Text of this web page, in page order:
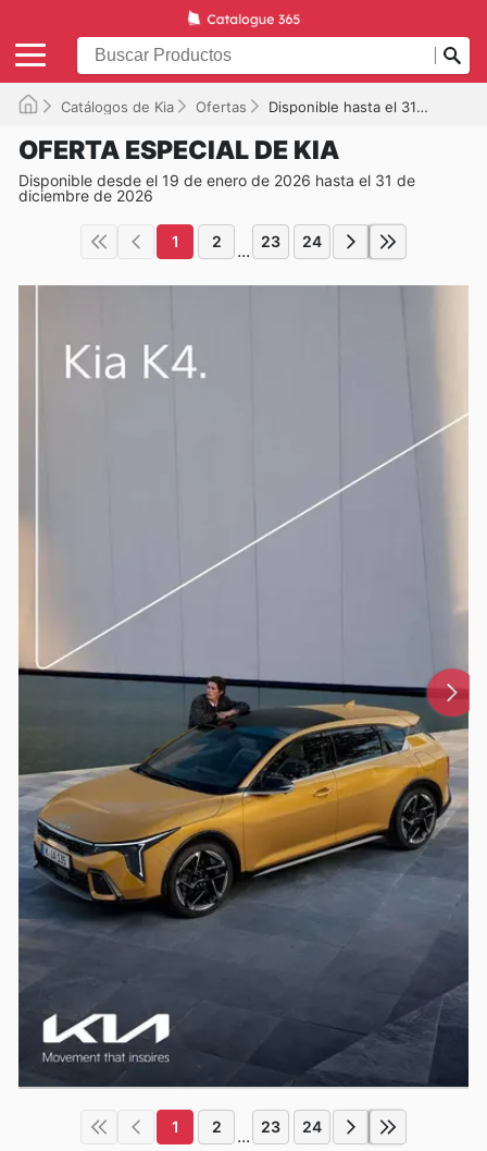
Catálogos de Kia Ofertas Disponible hasta el 31/12/2026
OFERTA ESPECIAL DE KIA
Disponible desde el 19 de enero de 2026 hasta el 31 de
diciembre de 2026
1 2 ... 23 24
1 2 ... 23 24